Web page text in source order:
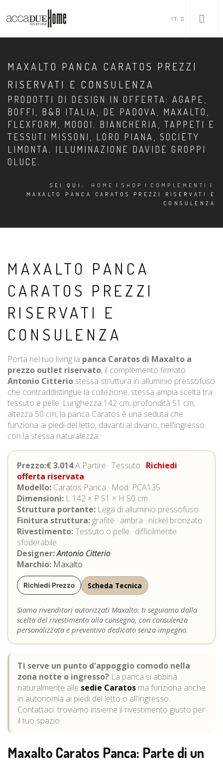
IT
MAXALTO PANCA CARATOS PREZZI
RISERVATI E CONSULENZA
PRODOTTI DI DESIGN IN OFFERTA: AGAPE,
BOFFI, B&B ITALIA, DE PADOVA, MAXALTO,
FLEXFORM, MOOOI. BIANCHERIA, TAPPETI E
TESSUTI MISSONI, LORO PIANA, SOCIETY
LIMONTA. ILLUMINAZIONE DAVIDE GROPPI
OLUCE.
SEI QUI: HOME | SHOP | COMPLEMENTI
|
MAXALTO PANCA CARATOS PREZZI RISERVATI E
CONSULENZA
MAXALTO PANCA
CARATOS PREZZI
RISERVATI E
CONSULENZA
Porta nel tuo living la panca Caratos di Maxalto a
prezzo outlet riservato, il complemento firmato
Antonio Citterio stessa struttura in alluminio pressofuso
che contraddistingue la collezione, stessa ampia scelta tra
tessuto e pelle. Lunghezza 142 cm, profondità 51 cm,
altezza 50 cm, la panca Caratos è una seduta che
funziona ai piedi del letto, davanti al divano, nell'ingresso
con la stessa naturalezza.
Prezzo:€ 3.014A Partire · Tessuto · Richiedi
offerta riservata
Modello: Caratos Panca · Mod. PCA135
Dimensioni: L 142 × P 51 × H 50 cm
Struttura portante: Lega di alluminio pressofuso
Finitura struttura: grafite · ambra · nickel bronzato
Rivestimento:Tessuto o pelle · difficilmente
sfoderabile
Designer:Antonio Citterio
Marchio: Maxalto
Richiedi Prezzo Scheda Tecnica
Siamo rivenditori autorizzati Maxalto: ti seguiamo dalla
scelta del rivestimento alla consegna, con consulenza
personalizzata e preventivo dedicato senza impegno.
Ti serve un punto d'appoggio comodo nella
zona notte o ingresso? La panca si abbina
naturalmente alle sedie Caratos ma funziona anche
in autonomia ai piedi del letto o all'ingresso.
Contattaci: troviamo insieme il rivestimento giusto per
il tuo spazio.
Maxalto Caratos Panca: Parte di un